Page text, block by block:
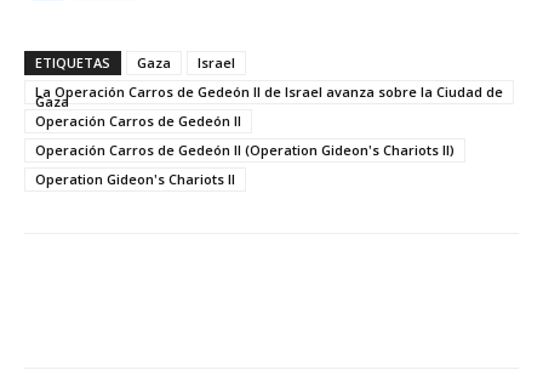
ETIQUETAS Gaza
Israel
La Operación Carros de Gedeón II de Israel avanza sobre la Ciudad de
Gaza
Operación Carros de Gedeón II
Operación Carros de Gedeón II (Operation Gideon's Chariots II)
Operation Gideon's Chariots II